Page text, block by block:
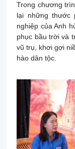
Trong chương
lại những thước
nghiệp của Anh
phục bầu trời và
vũ trụ, khơi gợi
hào dân tộc.